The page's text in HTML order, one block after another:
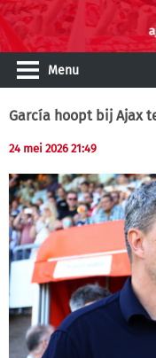
Menu
García hoopt bij Ajax
24 mei 2026 21:49